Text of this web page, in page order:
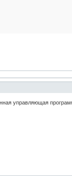
управляющая